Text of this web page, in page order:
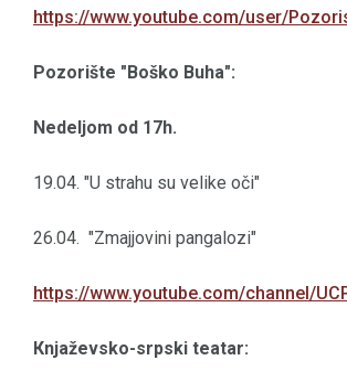
https://www.youtube.com/user/
Pozorište "Boško Buha":
Nedeljom od 17h.
19.04. "U strahu su velike oči"
26.04. "Zmajjovini pangalozi"
https://www.youtube.com/channel/
Кnjaževsko-srpski teatar: